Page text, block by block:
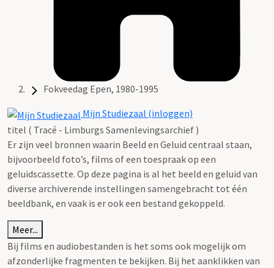
Fokveedag Epen, 1980-1995
Mijn Studiezaal (inloggen)
titel ( Tracé - Limburgs Samenlevingsarchief )
Er zijn veel bronnen waarin Beeld en Geluid centraal staan,
bijvoorbeeld foto’s, films of een toespraak op een
geluidscassette. Op deze pagina is al het beeld en geluid van
diverse archiverende instellingen samengebracht tot één
beeldbank, en vaak is er ook een bestand gekoppeld.
Meer...
Bij films en audiobestanden is het soms ook mogelijk om
afzonderlijke fragmenten te bekijken. Bij het aanklikken van